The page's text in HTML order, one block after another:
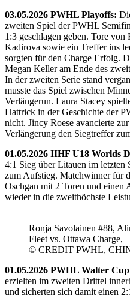
03.05.2026 PWHL Playoffs:
zweiten Spiel der PWHL
1:3 geschlagen geben. Tore
Kadirova sowie ein Treffer ins
sorgten für den Charge Erfolg.
Megan Keller am Ende des
In der zweiten Serie stand
musste das Spiel zwischen
Verlängerun. Laura Stacey
Hattrick in der Geschichte der
nicht. Jincy Roese avancierte
Verlängerung den Siegtreffer
01.05.2026 IIHF U18 Worlds
4:1 Sieg über Litauen im letzten
zum Aufstieg. Matchwinner für
Oschgan mit 2 Toren und einen
wieder in die zweithöchste
Ronja Savolainen #88,
Fleet vs. Ottawa Charge,
© CREDIT PWHL,
01.05.2026 PWHL Walter
erzielten im zweiten Drittel
und sicherten sich damit einen